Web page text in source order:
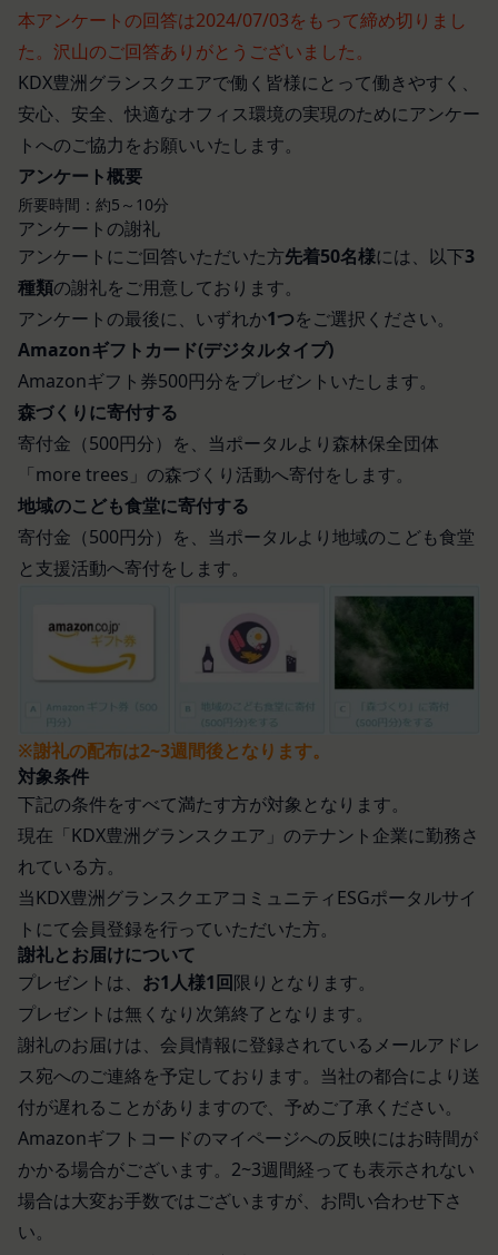
本アンケートの回答は2024/07/03をもって締め切りまし
た。沢山のご回答ありがとうございました。
KDX豊洲グランスクエアで働く皆様にとって働きやすく、
安心、安全、快適なオフィス環境の実現のためにアンケー
トへのご協力をお願いいたします。
アンケート概要
所要時間：約5～10分
アンケートの謝礼
アンケートにご回答いただいた方先着50名様には、以下3
種類の謝礼をご用意しております。
アンケートの最後に、いずれか1つをご選択ください。
Amazonギフトカード(デジタルタイプ)
Amazonギフト券500円分をプレゼントいたします。
森づくりに寄付する
寄付金（500円分）を、当ポータルより 森林保全団体
「more trees」の森づくり活動へ寄付をします。
地域のこども食堂に寄付する
寄付金（500円分）を、当ポータルより地域のこども食堂
と支援活動へ寄付をします。
※謝礼の配布は2~3週間後となります。
対象条件
下記の条件をすべて満たす方が対象となります。
現在「KDX豊洲グランスクエア」のテナント企業に勤務さ
れている方。
当KDX豊洲グランスクエアコミュニティESGポータルサイ
トにて会員登録を行っていただいた方。
謝礼とお届けについて
プレゼントは、 お1人様1回限りとなります。
プレゼントは無くなり次第終了となります。
謝礼のお届けは、会員情報に登録されているメールアドレ
ス宛へのご連絡を予定しております。当社の都合により送
付が遅れることがありますので、予めご了承ください。
Amazonギフトコードのマイページへの反映にはお時間が
かかる場合がございます。2~3週間経っても表示されない
場合は大変お手数ではございますが、お問い合わせ下さ
い。
を利用し、そこで位置情報を提供することを認めた
場合、当社は、お客様の位置情報を取得することが
あります。通常はお客様のブラウザや端末の設定に
より無効にすることができますが、無効にした場合
には当社のサービスの一部が利用できなくなくなる
ことがあります。
お客様のアクションに関する情報
お客様が、当社のサービスを利用する際、直接当社
に提供した情報および当社のサービスを提供してい
る第三者サービス提供者を通じて提供した情報を、
当社は取得・保管することがあります。お客様のサ
ービスご利用状況、他の利用者との交流に関する情
報も取得することがあります。
外部サービスとの連携により取得する情報
外部サービスでお客様が利用するIDおよびその他
外部サービスのプライバシー設定によりお客様が提
携先に開示を認めた情報を取得することがありま
す。
取得した個人情報等の利用目的
当社は、お客様からご提供いただいたお客様情報
を、当社各サービスの利用規約において定める利用
目的の範囲内で利用します。
当社は、お客様にとってより使いやすく、より価値
ある情報を提供するためにCookie(以下「クッキ
ー」といいます。これに類似の技術を含みます。)
を使用することがあります。
クッキーは、ウェブサイトを利用されたときにご利
用のパソコンや携帯端末に一時的にデータを保存さ
せるもので、これを利用することにより当社のサー
バに、当社サイト内におけるお客様の行動履歴(ア
クセスしたURL、コンテンツ、参照順序等)や、年
齢や性別、職業、居住地域、位置情報等個人が特定
できない属性情報(それらの組み合わせによっても
個人が特定できないもの)を取得することがありま
す。
お客様がご自身に関する情報の取得を望まれない場
合は、ブラウザや携帯端末の設定により、クッキー
の受け取りを拒否することも可能です。なお、クッ
キーの受け取りを拒否された場合、当社のサービス
の一部がご利用できなくなることがあります。
適正管理
当社は、お客様情報への不正なアクセスや漏洩等を
防ぐため、セキュリティーの維持に努めます。ま
た、当社は、当社の通常の事業運営に照らして当社
「登録情報」
登録希望者及び利用者が会員登録時に登録した当社
が定める情報、本サービス利用中に当社が必要と判
断して登録を求めた情報及びこれらの情報について
利用者自身が追加、変更を行った場合の当該情報を
いいます。
「アカウント」
各会員が保有する、本サービスの利用に関する権利
の総体をいいます。
「パスワード」
登録情報と組み合わせて、会員とその他の者とを識
別するために用いられる符号をいいます。
「提携パートナー」
当社との間で締結する契約に基づき、本サービスと
提携するサービス（以下「提携サービス」といいま
す。）を提供し、又はその運営を行う者をいいま
第2条（総則・適用範囲）
本規約は、会員と当社間において本サービスの利用
に関し適用され、登録手続き完了後の本サービスの
提供条件及び当社と会員との権利義務関係を定める
当社が、当社ウェブサイト上に本サービスに関する
個別規定や追加規定を掲載する場合、又は第11条
に定める方法により本サービスに関するルール等を
発信する場合、それらは本規約の一部を構成するも
と抵触する場合には、当該個別規定、追加規定又は
ルール等が優先されるものとします。
当社は、本規約を変更する必要が生じた場合には、
会員の明示の承諾を得ることなく、本規約を変更す
ることができるものとします。
前項による本規約の変更をするときは、その効力発
生日を定め、かつ、本規約を変更する旨及び変更後
の本規約の内容並びにその効力発生日を、会員に対
し、本規約変更の効力発生日前に、第11条に定め
る方法により通知するものとします。ただし、文言
の修正等、会員に不利益を与えるものではない軽微
な変更の場合には、当該通知を省略することができ
ます。
本規約変更の効力発生日後に本サービスの利用を行
った場合、会員は本規約の変更に同意したものとみ
なします。
当社が提供する本サービス以外のサービス又は提携